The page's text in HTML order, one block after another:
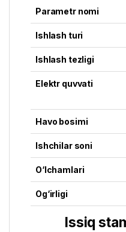
Parametr nomi
Ishlash turi
Ishlash tezligi
Elektr quvvati
Havo bosimi
Ishchilar soni
O‘lchamlari
Og‘irligi
Issiq